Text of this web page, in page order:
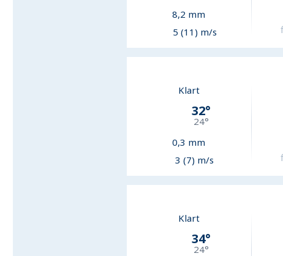
8,2 mm
5 (11) m/s
Klart
32°
24°
0,3 mm
3 (7) m/s
Klart
34°
24°